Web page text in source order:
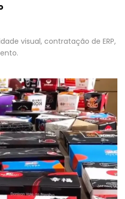
visual, contratação de ERP,